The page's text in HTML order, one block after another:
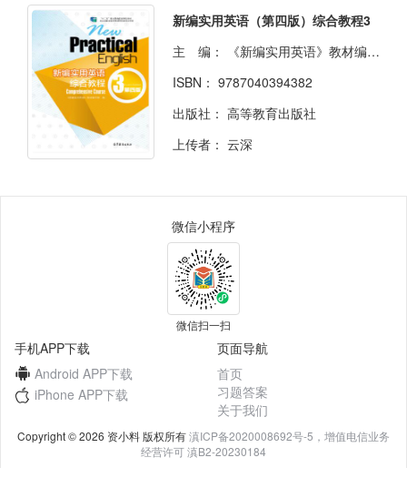
新编实用英语（第四版）综合教程3
主 编：
《新编实用英语》教材编写组
ISBN： 9787040394382
出版社： 高等教育出版社
上传者： 云深
微信小程序
微信扫一扫
手机APP下载
Android APP下载
iPhone APP下载
页面导航
首页
习题答案
关于我们
Copyright © 2026 资小料 版权所有滇ICP备2020008692号-5，增值电信业务
经营许可 滇B2-20230184